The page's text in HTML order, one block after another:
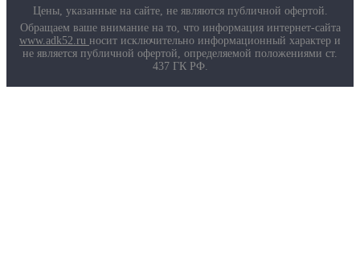
Цены, указанные на сайте, не являются публичной офертой.
Обращаем ваше внимание на то, что информация интернет-сайта
www.adk52.ru носит исключительно информационный характер и
не является публичной офертой, определяемой положениями ст.
437 ГК РФ.